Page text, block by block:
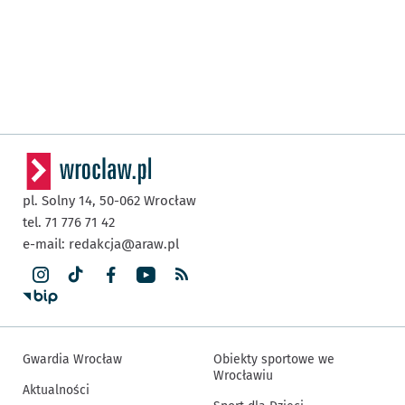
pl. Solny 14, 50-062 Wrocław
tel. 71 776 71 42
e-mail: redakcja@araw.pl
Gwardia Wrocław
Aktualności
Obiekty sportowe we
Wrocławiu